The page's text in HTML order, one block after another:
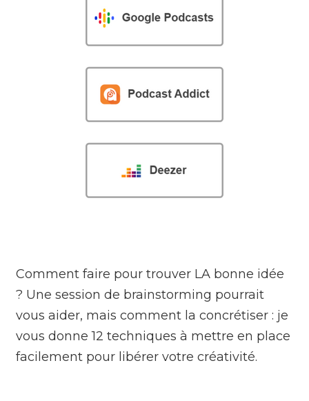
Comment faire pour trouver LA bonne idée
? Une session de brainstorming pourrait
vous aider, mais comment la concrétiser : je
vous donne 12 techniques à mettre en place
facilement pour libérer votre créativité.